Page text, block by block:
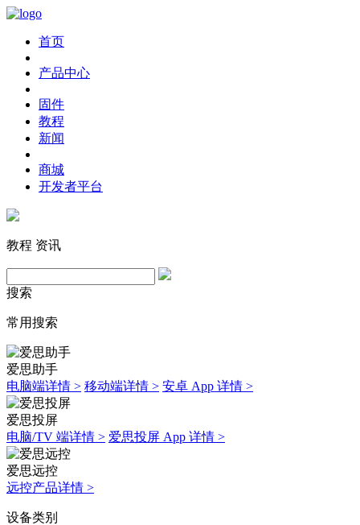
首页
产品中心
固件
教程
新闻
商城
开发者平台
教程 资讯
搜索
常用搜索
爱思助手
电脑端详情 > 移动端详情 > 安卓 App 详情 >
爱思投屏
电脑/TV 端详情 > 爱思投屏 App 详情 >
爱思远控
远控产品详情 >
设备类别